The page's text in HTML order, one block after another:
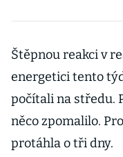
Štěpnou reakci v
energetici tento
počítali na středu.
něco zpomalilo.
protáhla o tři dny.